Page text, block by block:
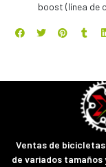
boost (línea de
Ventas de
de variados tamaños